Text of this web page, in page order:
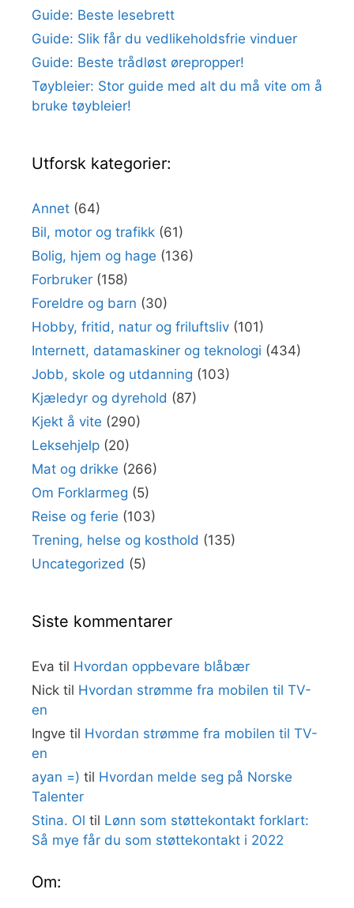
Guide: Beste lesebrett
Guide: Slik får du vedlikeholdsfrie vinduer
Guide: Beste trådløst ørepropper!
Tøybleier: Stor guide med alt du må vite om å
bruke tøybleier!
Utforsk kategorier:
Annet (64)
Bil, motor og trafikk (61)
Bolig, hjem og hage (136)
Forbruker (158)
Foreldre og barn (30)
Hobby, fritid, natur og friluftsliv (101)
Internett, datamaskiner og teknologi (434)
Jobb, skole og utdanning (103)
Kjæledyr og dyrehold (87)
Kjekt å vite (290)
Leksehjelp (20)
Mat og drikke (266)
Om Forklarmeg (5)
Reise og ferie (103)
Trening, helse og kosthold (135)
Uncategorized (5)
Siste kommentarer
Eva til Hvordan oppbevare blåbær
Nick til Hvordan strømme fra mobilen til TV-
en
Ingve til Hvordan strømme fra mobilen til TV-
en
ayan =) til Hvordan melde seg på Norske
Talenter
Stina. Ol til Lønn som støttekontakt forklart:
Så mye får du som støttekontakt i 2022
Om: